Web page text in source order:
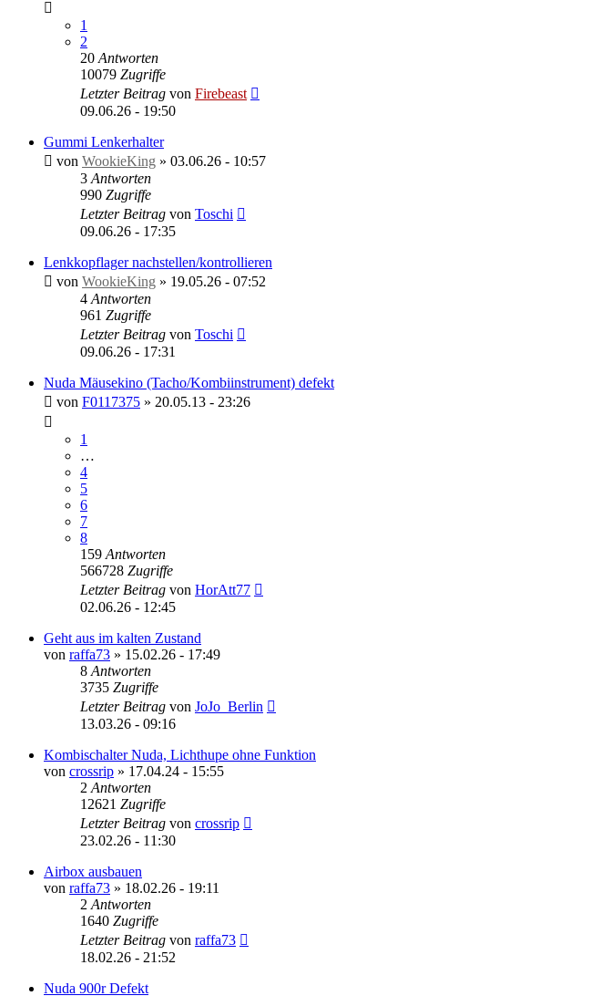
1
2
20 Antworten
10079 Zugriffe
Letzter Beitrag von Firebeast
09.06.26 - 19:50
Gummi Lenkerhalter
von WookieKing » 03.06.26 - 10:57
3 Antworten
990 Zugriffe
Letzter Beitrag von Toschi
09.06.26 - 17:35
Lenkkopflager nachstellen/kontrollieren
von WookieKing » 19.05.26 - 07:52
4 Antworten
961 Zugriffe
Letzter Beitrag von Toschi
09.06.26 - 17:31
Nuda Mäusekino (Tacho/Kombiinstrument) defekt
von F0117375 » 20.05.13 - 23:26
1
…
4
5
6
7
8
159 Antworten
566728 Zugriffe
Letzter Beitrag von HorAtt77
02.06.26 - 12:45
Geht aus im kalten Zustand
von raffa73 » 15.02.26 - 17:49
8 Antworten
3735 Zugriffe
Letzter Beitrag von JoJo_Berlin
13.03.26 - 09:16
Kombischalter Nuda, Lichthupe ohne Funktion
von crossrip » 17.04.24 - 15:55
2 Antworten
12621 Zugriffe
Letzter Beitrag von crossrip
23.02.26 - 11:30
Airbox ausbauen
von raffa73 » 18.02.26 - 19:11
2 Antworten
1640 Zugriffe
Letzter Beitrag von raffa73
18.02.26 - 21:52
Nuda 900r Defekt